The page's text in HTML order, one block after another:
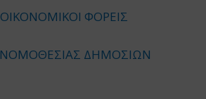
ΦΟΡΕΙΣ
ΔΗΜΟΣΙΩΝ